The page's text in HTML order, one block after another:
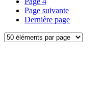
Page suivante
Dernière page